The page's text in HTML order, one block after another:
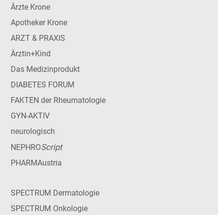
Ärzte Krone
Apotheker Krone
ARZT & PRAXIS
Ärztin+Kind
Das Medizinprodukt
DIABETES FORUM
FAKTEN der Rheumatologie
GYN-AKTIV
neurologisch
NEPHROScript
PHARMAustria
SPECTRUM Dermatologie
SPECTRUM Onkologie